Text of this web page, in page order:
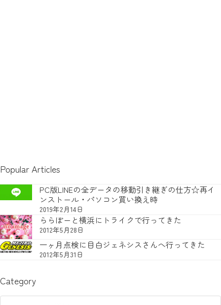
Popular Articles
PC版LINEの全データの移動引き継ぎの仕方☆再イ
ンストール・パソコン買い換え時
2019年2月14日
ららぽーと横浜にトライクで行ってきた
2012年5月28日
一ヶ月点検に目白ジェネシスさんへ行ってきた
2012年5月31日
Category